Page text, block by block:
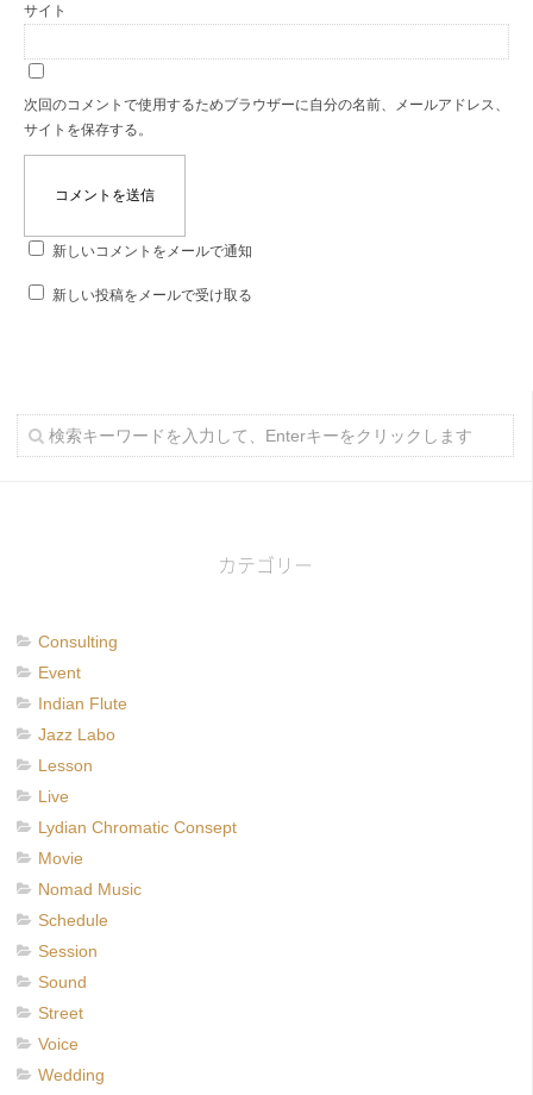
サイト
次回のコメントで使用するためブラウザーに自分の名前、メールアドレス、
サイトを保存する。
新しいコメントをメールで通知
新しい投稿をメールで受け取る
カテゴリー
Consulting
Event
Indian Flute
Jazz Labo
Lesson
Live
Lydian Chromatic Consept
Movie
Nomad Music
Schedule
Session
Sound
Street
Voice
Wedding